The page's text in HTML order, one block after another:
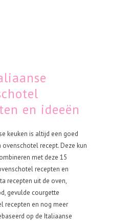
en ideeën
keuken is altijd een goed
ovenschotel recept. Deze kun
met deze 15
recepten en
recepten uit de oven,
gevulde courgette
recepten en nog meer
op de Italiaanse